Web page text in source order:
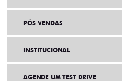
PÓS VENDAS
INSTITUCIONAL
AGENDE UM TEST DRIVE